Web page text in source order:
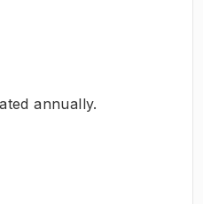
annually.